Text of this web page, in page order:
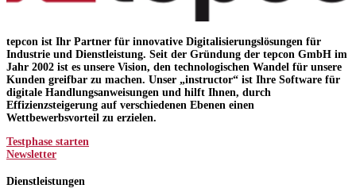
tepcon ist Ihr Partner für innovative Digitalisierungslösungen für
Industrie und Dienstleistung. Seit der Gründung der tepcon GmbH im
Jahr 2002 ist es unsere Vision, den technologischen Wandel für unsere
Kunden greifbar zu machen. Unser „instructor“ ist Ihre Software für
digitale Handlungsanweisungen und hilft Ihnen, durch
Effizienzsteigerung auf verschiedenen Ebenen einen
Wettbewerbsvorteil zu erzielen.
Testphase starten
Newsletter
Dienstleistungen